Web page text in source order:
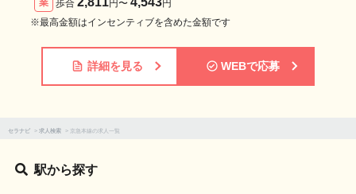
歩合 円〜
円
※最高金額はインセンティブを含めた金額です
詳細を見る WEBで応募
セラナビ > 求人検索 > 京急本線の求人一覧
駅から探す